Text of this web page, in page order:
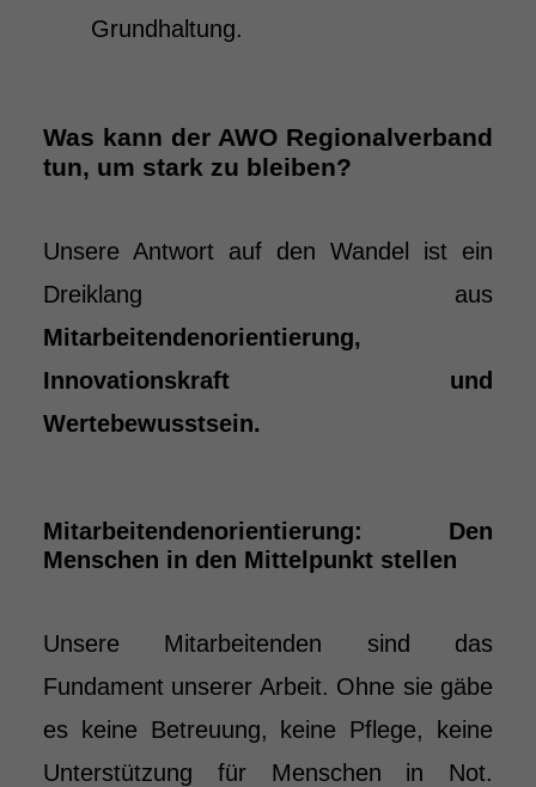
Grundhaltung.
Was kann der AWO Regionalverband
tun, um stark zu bleiben?
Unsere Antwort auf den Wandel ist ein
Dreiklang aus
Mitarbeitendenorientierung,
Innovationskraft und
Wertebewusstsein.
Mitarbeitendenorientierung: Den
Menschen in den Mittelpunkt stellen
Unsere Mitarbeitenden sind das
Fundament unserer Arbeit. Ohne sie gäbe
es keine Betreuung, keine Pflege, keine
Unterstützung für Menschen in Not.